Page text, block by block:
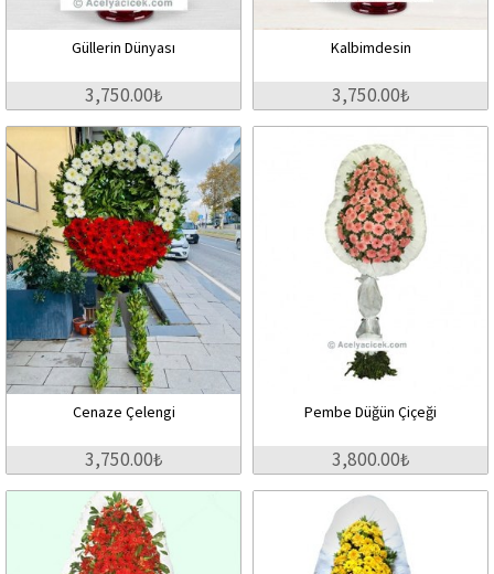
Güllerin Dünyası
3,750.00₺
Kalbimdesin
3,750.00₺
Cenaze Çelengi
3,750.00₺
Pembe Düğün Çiçeği
3,800.00₺